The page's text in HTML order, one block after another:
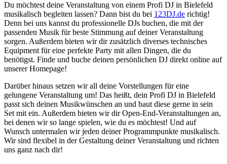
Du möchtest deine Veranstaltung von einem Profi DJ in Bielefeld
musikalisch begleiten lassen? Dann bist du bei 123DJ.de richtig!
Denn bei uns kannst du professionelle DJs buchen, die mit der
passenden Musik für beste Stimmung auf deiner Veranstaltung
sorgen. Außerdem bieten wir dir zusätzlich diverses technisches
Equipment für eine perfekte Party mit allen Dingen, die du
benötigst. Finde und buche deinen persönlichen DJ direkt online auf
unserer Homepage!
Darüber hinaus setzen wir all deine Vorstellungen für eine
gelungene Veranstaltung um! Das heißt, dein Profi DJ in Bielefeld
passt sich deinen Musikwünschen an und baut diese gerne in sein
Set mit ein. Außerdem bieten wir dir Open-End-Veranstaltungen an,
bei denen wir so lange spielen, wie du es möchtest! Und auf
Wunsch untermalen wir jeden deiner Programmpunkte musikalisch.
Wir sind flexibel in der Gestaltung deiner Veranstaltung und richten
uns ganz nach dir!